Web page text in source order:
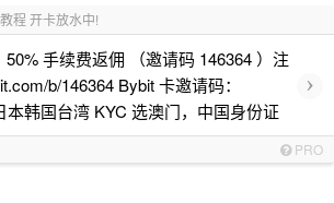
程 开卡放水中!
手续费返佣 （邀请码 146364 ）注
b/146364 Bybit 卡邀请码：
本韩国台湾 KYC 选澳门，中国身份证
›
PRO